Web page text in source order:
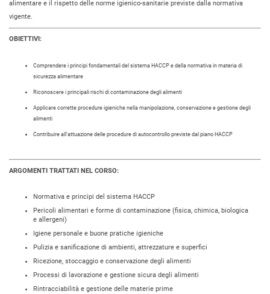
alimentare e il rispetto delle norme igienico-sanitarie previste dalla normativa
vigente.
OBIETTIVI:
Comprendere i principi fondamentali del sistema HACCP e della normativa in materia di
sicurezza alimentare
Riconoscere i principali rischi di contaminazione degli alimenti
Applicare corrette procedure igieniche nella manipolazione, conservazione e gestione degli
alimenti
Contribuire all’attuazione delle procedure di autocontrollo previste dal piano HACCP
ARGOMENTI TRATTATI NEL CORSO:
Normativa e principi del sistema HACCP
Pericoli alimentari e forme di contaminazione (fisica, chimica, biologica
e allergeni)
Igiene personale e buone pratiche igieniche
Pulizia e sanificazione di ambienti, attrezzature e superfici
Ricezione, stoccaggio e conservazione degli alimenti
Processi di lavorazione e gestione sicura degli alimenti
Rintracciabilità e gestione delle materie prime